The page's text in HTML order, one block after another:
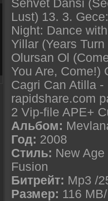
Sehvet Dansi
Lust) 13. 3.
Night: Dance
Yillar (Years
Olursan Ol
You Are, Come!)
Cagri Can Atilla
rapidshare.com
2 Vip-file APE+
Альбом:
Год: 2008
Стиль: New
Fusion
Битрейт: Mp3 /
Размер: 116